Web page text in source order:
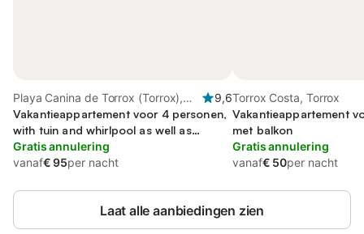
Playa Canina de Torrox (Torrox),
Torrox
9,6
Vakantieappartement voor 4 personen,
with tuin and whirlpool as well as
kinderzwembad
Gratis annulering
vanaf€ 95per nacht
Torrox Costa, Torrox
Vakantieappartement
met balkon
Gratis annulering
vanaf€ 50per nacht
Laat alle aanbiedingen zien